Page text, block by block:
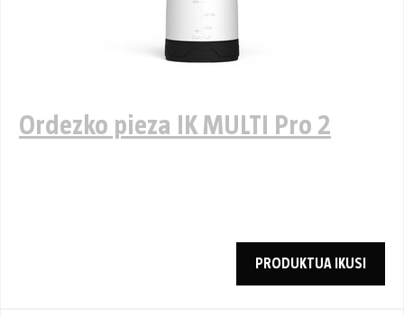
Ordezko pieza IK MULTI Pro 2
PRODUKTUA IKUSI